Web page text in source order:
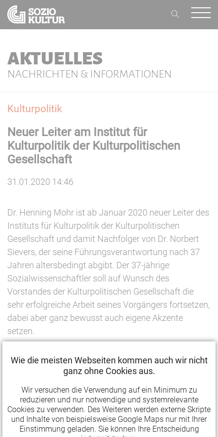
AKTUELLES
NACHRICHTEN & INFORMATIONEN
Kulturpolitik
Neuer Leiter am Institut für
Kulturpolitik der Kulturpolitischen
Gesellschaft
31.01.2020 14:46
Dr. Henning Mohr ist ab Januar 2020 neuer Leiter des
Instituts für Kulturpolitik der Kulturpolitischen
Gesellschaft und damit Nachfolger von Dr. Norbert
Sievers, der seine Führungsverantwortung nach 37
Jahren altersbedingt abgibt. Der 37-jährige
Sozialwissenschaftler soll auf Wunsch des
Vorstandes der Kulturpolitischen Gesellschaft die
sehr erfolgreiche Arbeit seines Vorgängers fortsetzen,
dabei aber ganz bewusst auch eigene Akzente
setzen.
die Dr. Henning Mohr mitbringt, werden unsere Arbeit
und insbesondere die angewandten Forschungen des
Instituts für Kulturpolitik befruchten", so der Präsident
der Kulturpolitischen Gesellschaft, Dr. Tobias J.
Knoblich. "Ich freue mich auch auf einen gelingenden
Generationenwechsel, den wir gemeinsam gestalten
Wie die meisten Webseiten kommen auch wir nicht
ganz ohne Cookies aus.
Wir versuchen die Verwendung auf ein Minimum zu
reduzieren und nur notwendige und systemrelevante
Cookies zu verwenden. Des Weiteren werden externe Skripte
und Inhalte von beispielsweise Google Maps nur mit Ihrer
Einstimmung geladen. Sie können Ihre Entscheidung